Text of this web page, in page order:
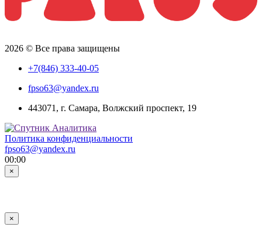
2026 © Все права защищены
+7(846) 333-40-05
fpso63@yandex.ru
443071, г. Самара, Волжский проспект, 19
Политика конфиденциальности
fpso63@yandex.ru
00:00
×
×